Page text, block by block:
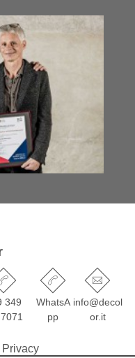
349
WhatsA
pp
info@decol
or.it
Privacy